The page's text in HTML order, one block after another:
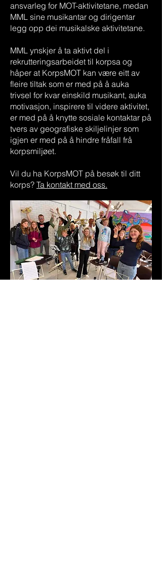
ansvarleg for MOT-aktivitetane, medan
MML sine musikantar og dirigentar
legg opp dei musikalske aktivitetane.
MML ynskjer å ta aktivt del i
rekrutteringsarbeidet til korpsa og
håper at KorpsMOT kan være eitt av
fleire tiltak som er med på å auka
trivsel for kvar einskild musikant, auka
motivasjon, inspirere til videre aktivitet,
er med på å knytte sosiale kontaktar på
tvers av geografiske skiljelinjer som
igjen er med på å hindre fråfall frå
korpsmiljøet.
Vil du ha KorpsMOT på besøk til ditt
korps? Ta kontakt med oss.